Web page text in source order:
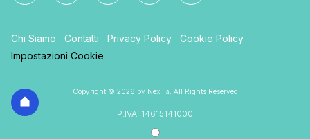
Chi Siamo Contatti Privacy Policy
Cookie Policy
Impostazioni Cookie
Copyright © 2026 by Nexilia. All Rights Reserved
P.IVA: 14615141000